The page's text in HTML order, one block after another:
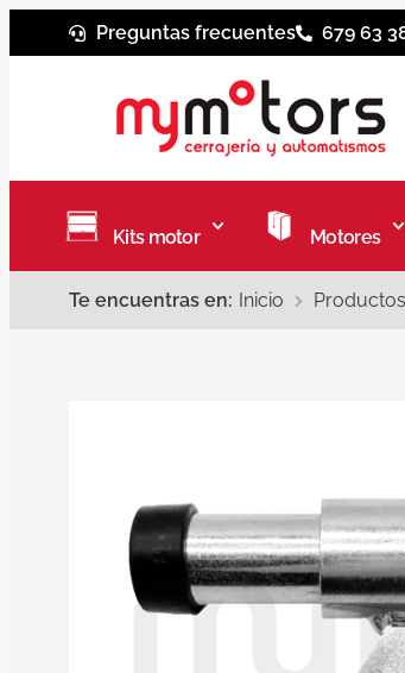
Preguntas frecuentes 679 63
Kits motor Motores
Te encuentras en: Inicio Productos